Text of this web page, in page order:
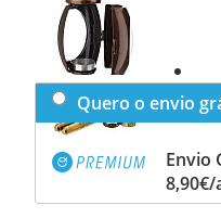
Next
slide
Quero o envio
Envio
8,90€/